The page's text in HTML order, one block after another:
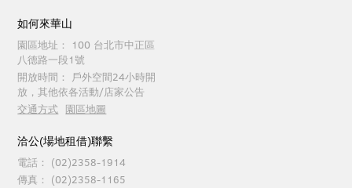
如何來華山
園區地址：
100 台北市中正區
八德路一段1號
開放時間：
戶外空間24小時開
放，其他依各活動/店家公告
交通方式 園區地圖
洽公(場地租借)聯繫
電話：
(02)2358-1914
傳真：
(02)2358-1165